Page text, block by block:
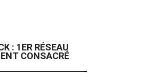
: 1ER RÉSEAU
CONSACRÉ